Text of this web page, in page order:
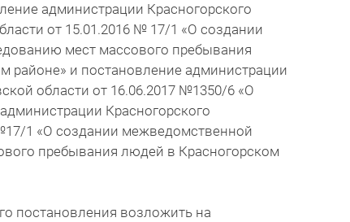
администрации Красногорского
от 15.01.2016 № 17/1 «О создании
мест массового пребывания
районе» и постановление администрации
области от 16.06.2017 №1350/6 «О
Красногорского
1 «О создании межведомственной
пребывания людей в Красногорском
постановления возложить на